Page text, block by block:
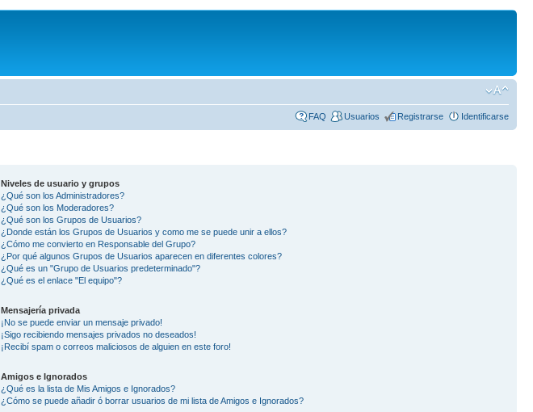
FAQ Usuarios Registrarse Identificarse
Niveles de usuario y grupos
¿Qué son los Administradores?
¿Qué son los Moderadores?
¿Qué son los Grupos de Usuarios?
¿Donde están los Grupos de Usuarios y como me se puede unir a ellos?
¿Cómo me convierto en Responsable del Grupo?
¿Por qué algunos Grupos de Usuarios aparecen en diferentes colores?
¿Qué es un "Grupo de Usuarios predeterminado"?
¿Qué es el enlace "El equipo"?
Mensajería privada
¡No se puede enviar un mensaje privado!
¡Sigo recibiendo mensajes privados no deseados!
¡Recibí spam o correos maliciosos de alguien en este foro!
Amigos e Ignorados
¿Qué es la lista de Mis Amigos e Ignorados?
¿Cómo se puede añadir ó borrar usuarios de mi lista de Amigos e Ignorados?